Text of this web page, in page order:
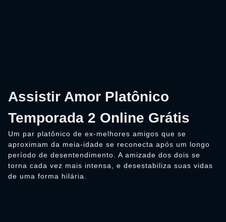
Assistir Amor Platônico
Temporada 2 Online Grátis
Um par platônico de ex-melhores amigos que se
aproximam da meia-idade se reconecta após um longo
período de desentendimento. A amizade dos dois se
torna cada vez mais intensa, e desestabiliza suas vidas
de uma forma hilária.